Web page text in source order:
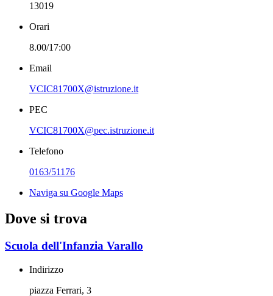
13019
Orari
8.00/17:00
Email
VCIC81700X@istruzione.it
PEC
VCIC81700X@pec.istruzione.it
Telefono
0163/51176
Naviga su Google Maps
Dove si trova
Scuola dell'Infanzia Varallo
Indirizzo
piazza Ferrari, 3